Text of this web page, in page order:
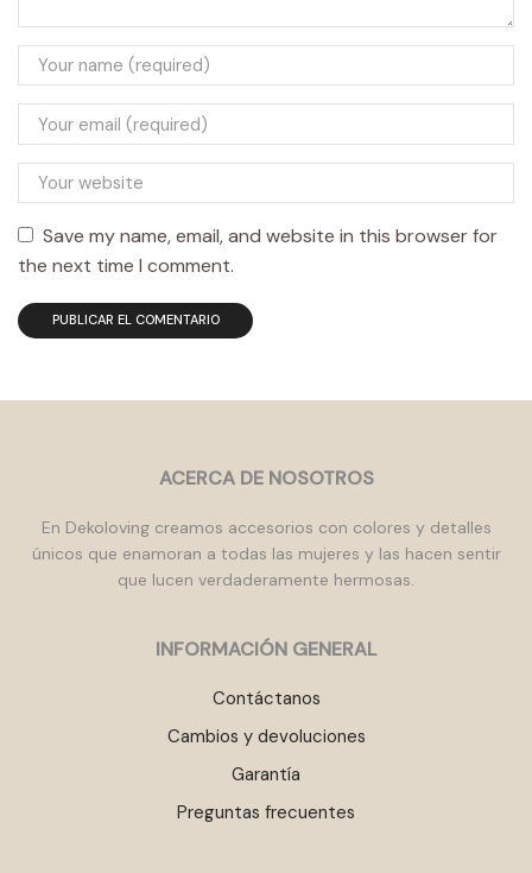
Save my name, email, and website in this browser for
the next time I comment.
ACERCA DE NOSOTROS
En Dekoloving creamos accesorios con colores y detalles
únicos que enamoran a todas las mujeres y las hacen sentir
que lucen verdaderamente hermosas.
INFORMACIÓN GENERAL
Contáctanos
Cambios y devoluciones
Garantía
Preguntas frecuentes